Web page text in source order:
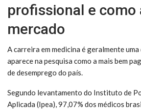
profissional e como
mercado
A carreira em medicina é geralmente
aparece na pesquisa como a mais bem
de desemprego do país.
Segundo levantamento do Instituto de
Aplicada (Ipea), 97,07% dos médicos